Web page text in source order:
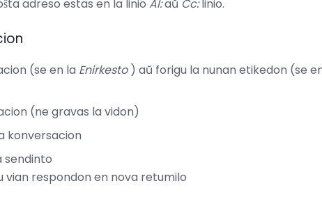
adreso estas en la linio Al:aŭ Cc:linio.
(se en la Enirkesto) aŭ forigu la nunan etikedon (se
(ne gravas la vidon)
konversacion
sendinto
vian respondon en nova retumilo